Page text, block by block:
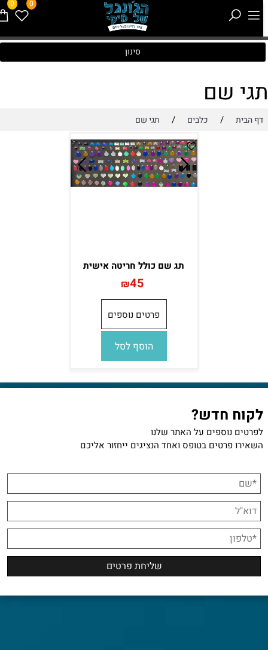
0 0
סינון
שם
דף הבית / כלבים / תגי שם
תג שם כולל חריטה אישית
₪45
פרטים נוספים
הוסף לסל
לקוח חדש?
לפרטים נוספים על האתר שלנו
השאירו פרטים בטופס ואחד הנציגים ייחזור אליכם